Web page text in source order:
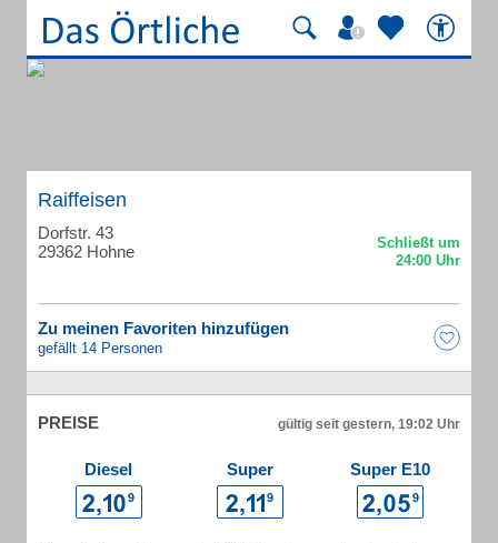
Raiffeisen
Dorfstr. 43
29362 Hohne
Zu meinen Favoriten hinzufügen
gefällt 14 Personen
PREISE gültig seit gestern, 19:02 Uhr
Diesel Super Super E10